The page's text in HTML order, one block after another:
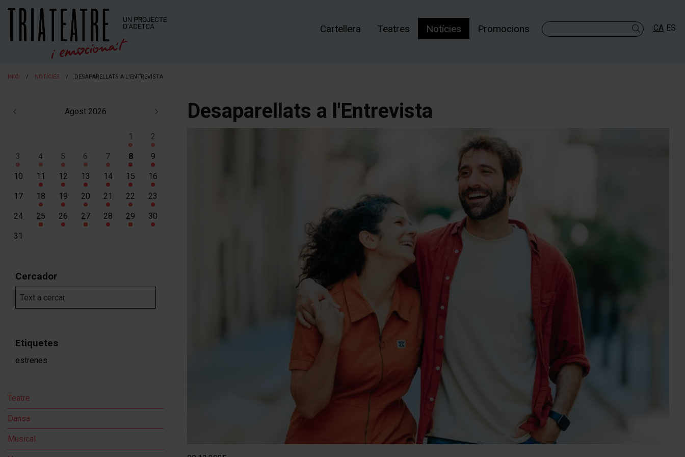
CA ES
Cercar
Cartellera Teatres Notícies Promocions
INICI NOTÍCIES DESAPARELLATS A L'ENTREVISTA
Desaparellats a l'Entrevista
Agost 2026
1
Dissabte 1 d'agost
2
Diumenge 2 d'agost
3
Dilluns 3 d'agost
4
Dimarts 4 d'agost
5
Dimecres 5 d'agost
6
Dijous 6 d'agost
7
Divendres 7 d'agost
8
Dissabte 8 d'agost
9
Diumenge 9 d'agost
10
11
Dimarts 11 d'agost
12
Dimecres 12 d'agost
13
Dijous 13 d'agost
14
Divendres 14 d'agost
15
Dissabte 15 d'agost
16
Diumenge 16 d'agost
17
18
Dimarts 18 d'agost
19
Dimecres 19 d'agost
20
Dijous 20 d'agost
21
Divendres 21 d'agost
22
Dissabte 22 d'agost
23
Diumenge 23 d'agost
24
25
26
27
28
29
30
31
Cercador
Etiquetes
estrenes
Teatre
Dansa
Musical